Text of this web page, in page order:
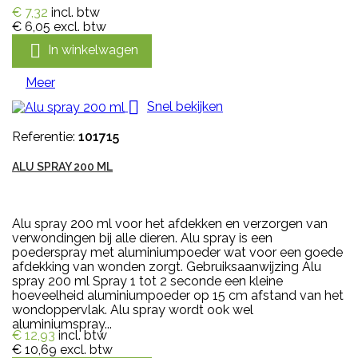
€ 7,32 incl. btw
€ 6,05 excl. btw
 In winkelwagen
Meer
 Snel bekijken
Referentie: 101715
ALU SPRAY 200 ML
Alu spray 200 ml voor het afdekken en verzorgen van
verwondingen bij alle dieren. Alu spray is een
poederspray met aluminiumpoeder wat voor een goede
afdekking van wonden zorgt. Gebruiksaanwijzing Alu
spray 200 ml Spray 1 tot 2 seconde een kleine
hoeveelheid aluminiumpoeder op 15 cm afstand van het
wondoppervlak. Alu spray wordt ook wel
aluminiumspray...
€ 12,93 incl. btw
€ 10,69 excl. btw